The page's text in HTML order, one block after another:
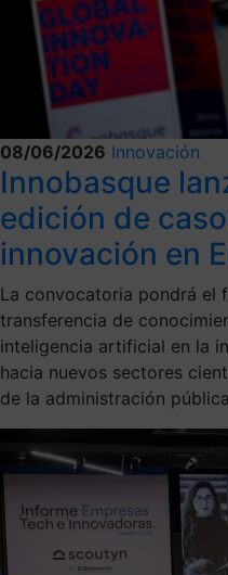
08/06/2026 Innovación
Innobasque
edición de
innovación en
La convocatoria pondrá el
transferencia de
inteligencia artificial en la
hacia nuevos sectores
de la administración